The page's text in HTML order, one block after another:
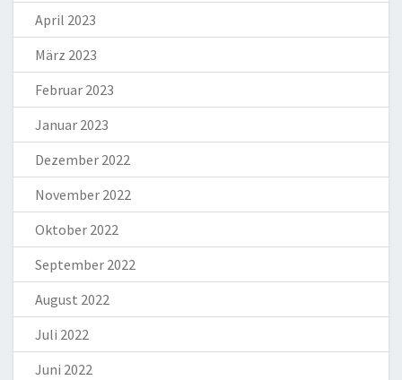
April 2023
März 2023
Februar 2023
Januar 2023
Dezember 2022
November 2022
Oktober 2022
September 2022
August 2022
Juli 2022
Juni 2022